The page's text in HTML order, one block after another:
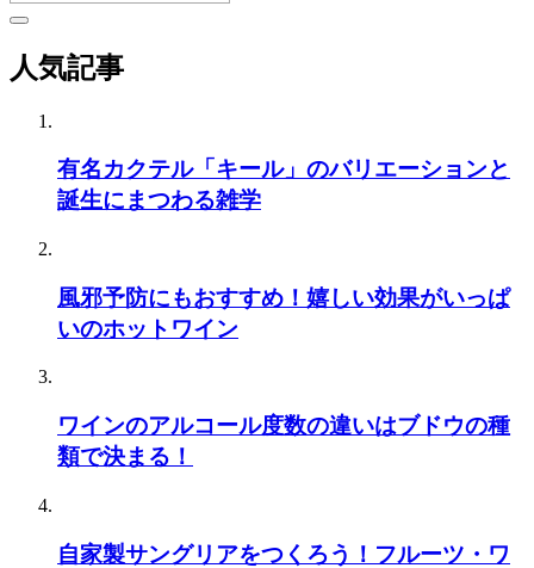
人気記事
有名カクテル「キール」のバリエーションと
誕生にまつわる雑学
風邪予防にもおすすめ！嬉しい効果がいっぱ
いのホットワイン
ワインのアルコール度数の違いはブドウの種
類で決まる！
自家製サングリアをつくろう！フルーツ・ワ